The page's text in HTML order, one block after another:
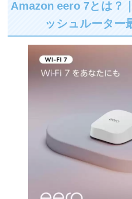
Amazon eero 7とは？
ッシュルーター